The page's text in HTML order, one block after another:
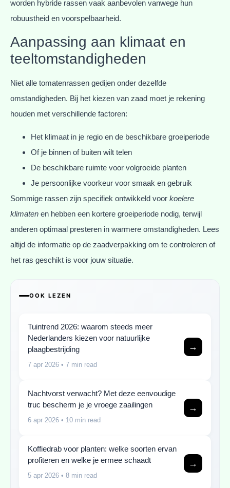
worden hybride rassen vaak aanbevolen vanwege hun
robuustheid en voorspelbaarheid.
Aanpassing aan klimaat en
teeltomstandigheden
Niet alle tomatenrassen gedijen onder dezelfde
omstandigheden. Bij het kiezen van zaad moet je rekening
houden met verschillende factoren:
Het klimaat in je regio en de beschikbare groeiperiode
Of je binnen of buiten wilt telen
De beschikbare ruimte voor volgroeide planten
Je persoonlijke voorkeur voor smaak en gebruik
Sommige rassen zijn specifiek ontwikkeld voor koelere
klimaten en hebben een kortere groeiperiode nodig, terwijl
anderen optimaal presteren in warmere omstandigheden. Lees
altijd de informatie op de zaadverpakking om te controleren of
het ras geschikt is voor jouw situatie.
OOK LEZEN
Tuintrend 2026: waarom steeds meer
Nederlanders kiezen voor natuurlijke
plaagbestrijding
7 apr 2026 • 7 min read
→
Nachtvorst verwacht? Met deze eenvoudige
truc bescherm je je vroege zaailingen
6 apr 2026 • 10 min read
→
Koffiedrab voor planten: welke soorten ervan
profiteren en welke je ermee schaadt
5 apr 2026 • 8 min read
→